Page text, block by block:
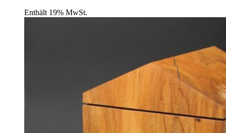
Enthält 19% MwSt.